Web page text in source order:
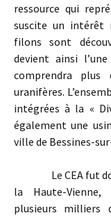
ressource qui
suscite un intérêt
filons sont
devient ainsi
comprendra plus
uranifères.
intégrées à la «
également une
ville de Bessines-
Le CEA fut donc
la Haute-
plusieurs milliers